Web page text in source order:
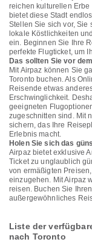
reichen kulturellen
bietet diese Stadt
Stellen Sie sich vor, Sie
lokale Köstlichkeiten
ein. Beginnen Sie Ihre
perfekte Flugticket, um
Das sollten Sie vor
Mit Airpaz können Sie
Toronto buchen. Als
Reisende etwas
Erschwinglichkeit.
geeigneten
zugeschnitten sind. Mit
sichern, das Ihre
Erlebnis macht.
Holen Sie sich das
Airpaz bietet exklusive
Ticket zu unglaublich
von ermäßigten
einzugehen. Mit Airpaz
reisen. Buchen Sie
außergewöhnliches
Liste der
nach Toronto